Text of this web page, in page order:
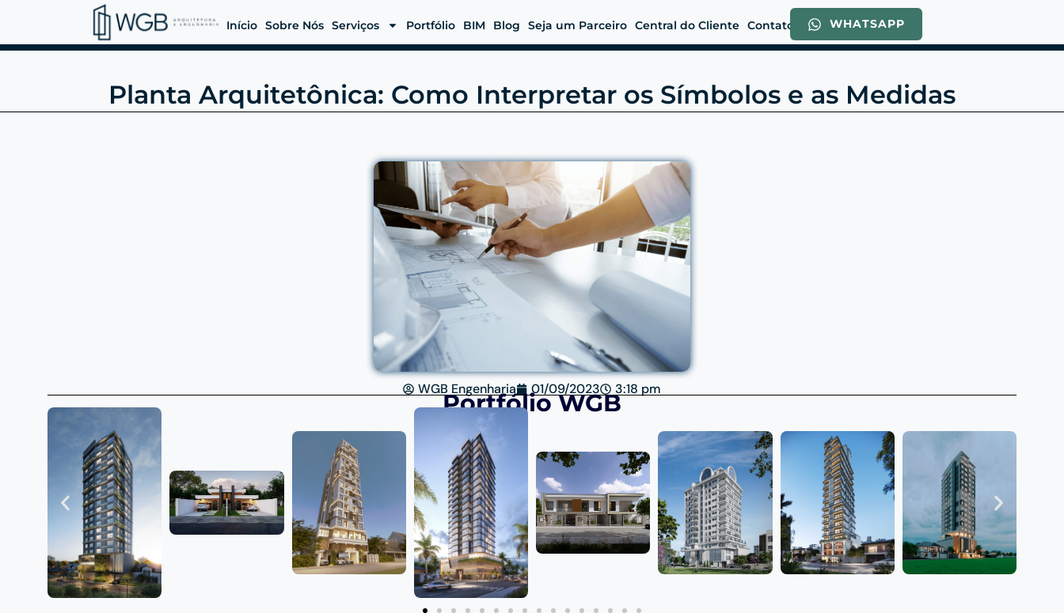
Início Sobre Nós Serviços Portfólio BIM Blog Seja um Parceiro Central do Cliente Contato WHATSAPP
Planta Arquitetônica: Como Interpretar os Símbolos e as Medidas
WGB Engenharia 01/09/2023 3:18 pm
Portfólio WGB